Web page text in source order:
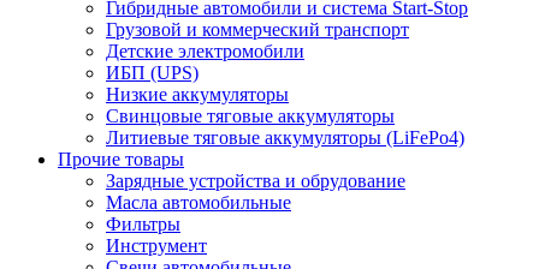
Гибридные автомобили и система Start-Stop
Грузовой и коммерческий транспорт
Детские электромобили
ИБП (UPS)
Низкие аккумуляторы
Свинцовые тяговые аккумуляторы
Литиевые тяговые аккумуляторы (LiFePo4)
Прочие товары
Зарядные устройства и обрудование
Масла автомобильные
Фильтры
Инструмент